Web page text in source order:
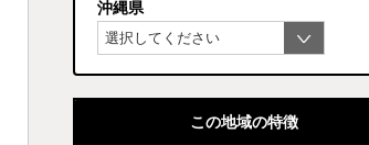
沖縄県
この地域の特徴